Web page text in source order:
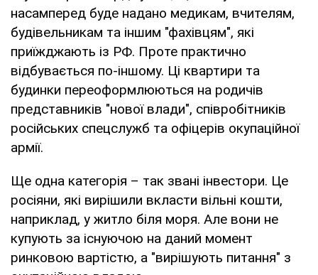
насамперед буде надано медикам, вчителям,
будівельникам та іншим "фахівцям", які
приїжджають із РФ. Проте практично
відбувається по-іншому. Ці квартири та
будинки переоформлюються на родичів
представників "нової влади", співробітників
російських спецслужб та офіцерів окупаційної
армії.
Ще одна категорія – так звані інвестори. Це
росіяни, які вирішили вкласти вільні кошти,
наприклад, у житло біля моря. Але вони не
купують за існуючою на даний момент
ринковою вартістю, а "вирішують питання" з